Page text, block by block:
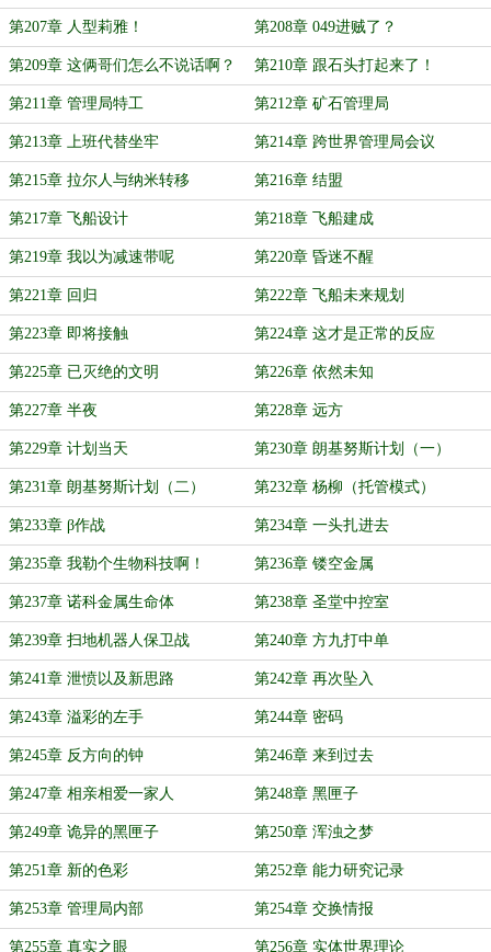
第207章 人型莉雅！ 第208章 049进贼了？
第209章 这俩哥们怎么不说话啊？ 第210章 跟石头打起来了！
第211章 管理局特工 第212章 矿石管理局
第213章 上班代替坐牢 第214章 跨世界管理局会议
第215章 拉尔人与纳米转移 第216章 结盟
第217章 飞船设计 第218章 飞船建成
第219章 我以为减速带呢 第220章 昏迷不醒
第221章 回归 第222章 飞船未来规划
第223章 即将接触 第224章 这才是正常的反应
第225章 已灭绝的文明 第226章 依然未知
第227章 半夜 第228章 远方
第229章 计划当天 第230章 朗基努斯计划（一）
第231章 朗基努斯计划（二） 第232章 杨柳（托管模式）
第233章 β作战 第234章 一头扎进去
第235章 我勒个生物科技啊！ 第236章 镂空金属
第237章 诺科金属生命体 第238章 圣堂中控室
第239章 扫地机器人保卫战 第240章 方九打中单
第241章 泄愤以及新思路 第242章 再次坠入
第243章 溢彩的左手 第244章 密码
第245章 反方向的钟 第246章 来到过去
第247章 相亲相爱一家人 第248章 黑匣子
第249章 诡异的黑匣子 第250章 浑浊之梦
第251章 新的色彩 第252章 能力研究记录
第253章 管理局内部 第254章 交换情报
第255章 真实之眼 第256章 实体世界理论